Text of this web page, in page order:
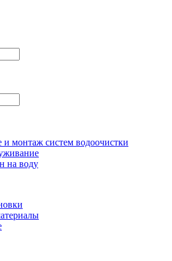
и монтаж систем водоочистки
на воду